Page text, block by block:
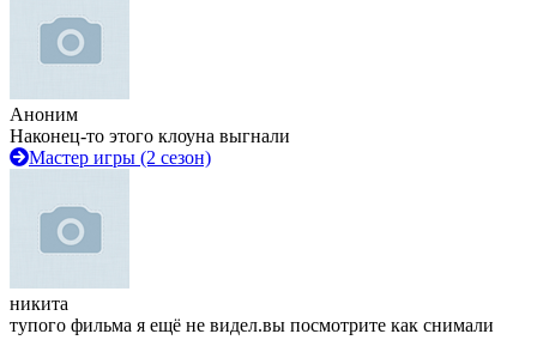
Аноним
Наконец-то этого клоуна выгнали
Мастер игры (2 сезон)
никита
тупого фильма я ещё не видел.вы посмотрите как снимали